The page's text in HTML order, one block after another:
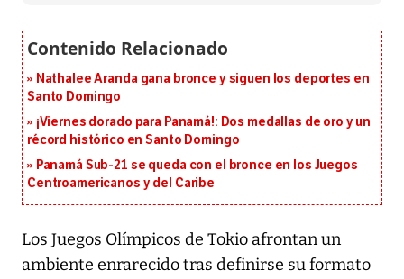
Nathalee Aranda gana bronce y siguen los deportes en
Santo Domingo
¡Viernes dorado para Panamá!: Dos medallas de oro y un
récord histórico en Santo Domingo
Panamá Sub-21 se queda con el bronce en los Juegos
Centroamericanos y del Caribe
Los Juegos Olímpicos de Tokio afrontan un
ambiente enrarecido tras definirse su formato